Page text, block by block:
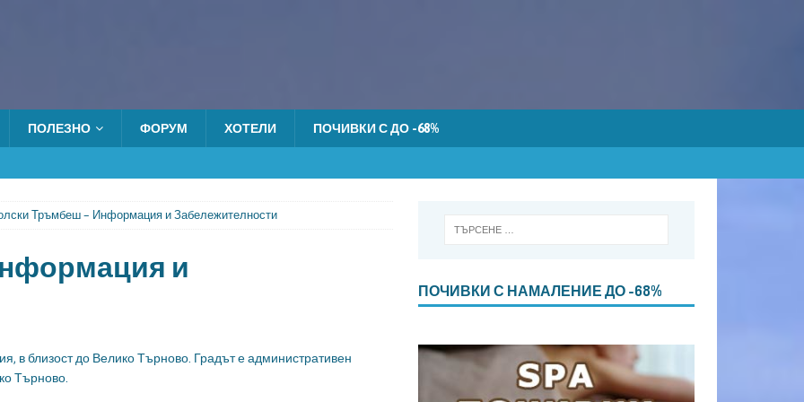
ПОЛЕЗНО ФОРУМ ХОТЕЛИ ПОЧИВКИ С ДО -68%
Тръмбеш – Информация и Забележителности
и
в близост до Велико Търново. Градът е административен
Търново.
ПОЧИВКИ С НАМАЛЕНИЕ ДО -68%